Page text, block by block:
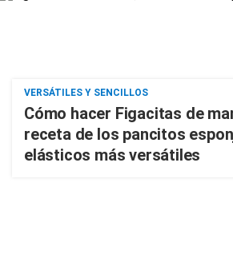
VERSÁTILES Y SENCILLOS
Cómo hacer Figacitas de
receta de los pancitos
elásticos más versátiles